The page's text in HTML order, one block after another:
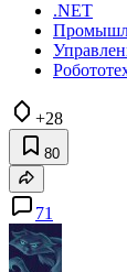
.NET
+28
80
71